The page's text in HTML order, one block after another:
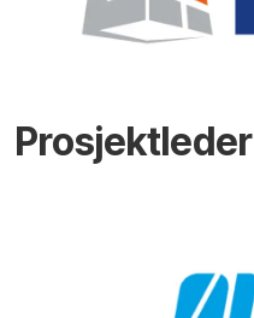
Prosjektleder